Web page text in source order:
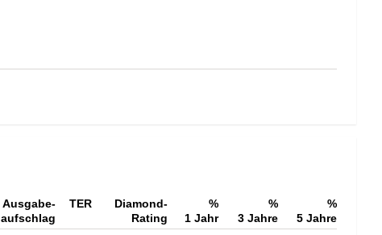
Ausgabe-
aufschlag
TER
Diamond-
Rating
%
1 Jahr
%
3 Jahre
%
5 Jahre